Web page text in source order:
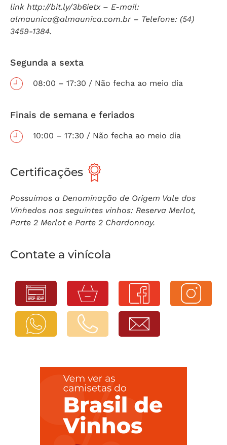
link http://bit.ly/3b6ietx – E-mail:
almaunica@almaunica.com.br– Telefone: (54)
3459-1384.
Segunda a sexta
08:00 – 17:30 / Não fecha ao meio dia
Finais de semana e feriados
10:00 – 17:30 / Não fecha ao meio dia
Certificações
Possuímos a Denominação de Origem Vale dos
Vinhedos nos seguintes vinhos: Reserva Merlot,
Parte 2 Merlot e Parte 2 Chardonnay.
Contate a vinícola